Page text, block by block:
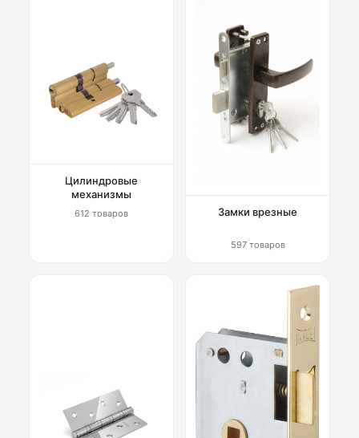
Цилиндровые
механизмы
612 товаров Замки врезные
597 товаров